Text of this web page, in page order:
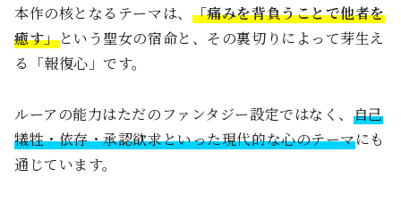
本作の核となるテーマは、 「痛みを背負うことで他者を
癒す」という聖女の宿命と、その裏切りによって芽生え
る「報復心」です。
ルーアの能力はただのファンタジー設定ではなく、 自己
犠牲・依存・承認欲求といった現代的な心のテーマにも
通じています。